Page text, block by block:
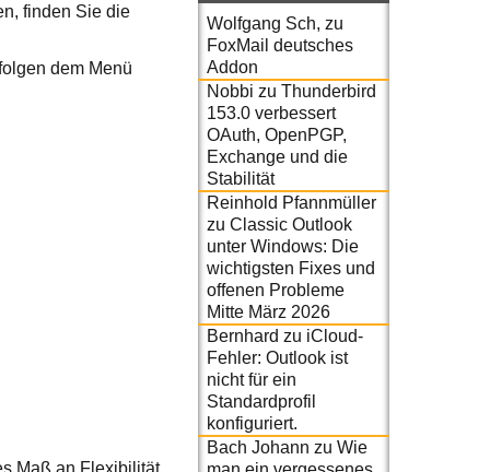
finden Sie die
dem Menü
Maß an Flexibilität
Wolfgang Sch, zu
FoxMail deutsches
Addon
Nobbi zu Thunderbird
153.0 verbessert
OAuth, OpenPGP,
Exchange und die
Stabilität
Reinhold Pfannmüller
zu Classic Outlook
unter Windows: Die
wichtigsten Fixes und
offenen Probleme
Mitte März 2026
Bernhard zu iCloud-
Fehler: Outlook ist
nicht für ein
Standardprofil
konfiguriert.
Bach Johann zu Wie